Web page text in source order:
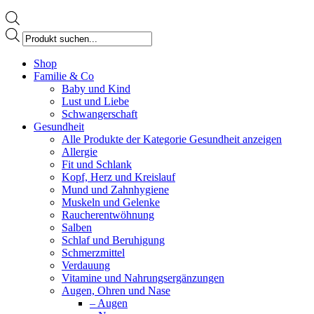
Products
search
page
opens
Shop
Familie & Co
Baby und Kind
Lust und Liebe
Schwangerschaft
Gesundheit
Alle Produkte der Kategorie Gesundheit anzeigen
Allergie
Fit und Schlank
Kopf, Herz und Kreislauf
Mund und Zahnhygiene
Muskeln und Gelenke
Raucherentwöhnung
Salben
Schlaf und Beruhigung
Schmerzmittel
Verdauung
Vitamine und Nahrungsergänzungen
Augen, Ohren und Nase
– Augen